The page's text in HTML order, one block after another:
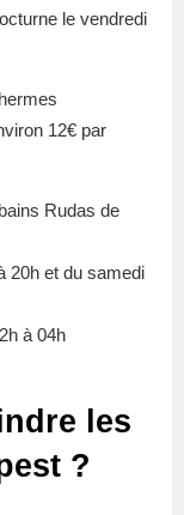
le vendredi
12€ par
Rudas de
20h et du samedi
à 04h
les
?